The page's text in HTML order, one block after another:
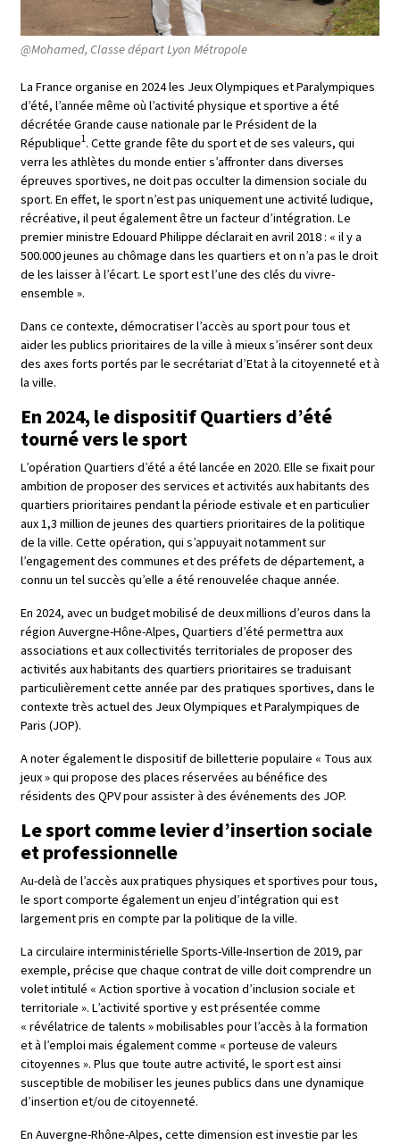
@Mohamed, Classe départ Lyon Métropole
La France organise en 2024 les Jeux Olympiques et Paralympiques
d’été, l’année même où l’activité physique et sportive a été
décrétée Grande cause nationale par le Président de la
République1. Cette grande fête du sport et de ses valeurs, qui
verra les athlètes du monde entier s’affronter dans diverses
épreuves sportives, ne doit pas occulter la dimension sociale du
sport. En effet, le sport n’est pas uniquement une activité ludique,
récréative, il peut également être un facteur d’intégration. Le
premier ministre Edouard Philippe déclarait en avril 2018 : « il y a
500.000 jeunes au chômage dans les quartiers et on n’a pas le droit
de les laisser à l’écart. Le sport est l’une des clés du vivre-
ensemble ».
Dans ce contexte, démocratiser l’accès au sport pour tous et
aider les publics prioritaires de la ville à mieux s’insérer sont deux
des axes forts portés par le secrétariat d’Etat à la citoyenneté et à
la ville.
En 2024, le dispositif Quartiers d’été
tourné vers le sport
L’opération Quartiers d’été a été lancée en 2020. Elle se fixait pour
ambition de proposer des services et activités aux habitants des
quartiers prioritaires pendant la période estivale et en particulier
aux 1,3 million de jeunes des quartiers prioritaires de la politique
de la ville. Cette opération, qui s’appuyait notamment sur
l’engagement des communes et des préfets de département, a
connu un tel succès qu’elle a été renouvelée chaque année.
En 2024, avec un budget mobilisé de deux millions d’euros dans la
région Auvergne-Hône-Alpes, Quartiers d’été permettra aux
associations et aux collectivités territoriales de proposer des
activités aux habitants des quartiers prioritaires se traduisant
particulièrement cette année par des pratiques sportives, dans le
contexte très actuel des Jeux Olympiques et Paralympiques de
Paris (JOP).
A noter également le dispositif de billetterie populaire « Tous aux
jeux » qui propose des places réservées au bénéfice des
résidents des QPV pour assister à des événements des JOP.
Le sport comme levier d’insertion sociale
et professionnelle
Au-delà de l’accès aux pratiques physiques et sportives pour tous,
le sport comporte également un enjeu d’intégration qui est
largement pris en compte par la politique de la ville.
La circulaire interministérielle Sports-Ville-Insertion de 2019, par
exemple, précise que chaque contrat de ville doit comprendre un
volet intitulé « Action sportive à vocation d’inclusion sociale et
territoriale ». L’activité sportive y est présentée comme
« révélatrice de talents » mobilisables pour l’accès à la formation
et à l’emploi mais également comme « porteuse de valeurs
citoyennes ». Plus que toute autre activité, le sport est ainsi
susceptible de mobiliser les jeunes publics dans une dynamique
d’insertion et/ou de citoyenneté.
En Auvergne-Rhône-Alpes, cette dimension est investie par les